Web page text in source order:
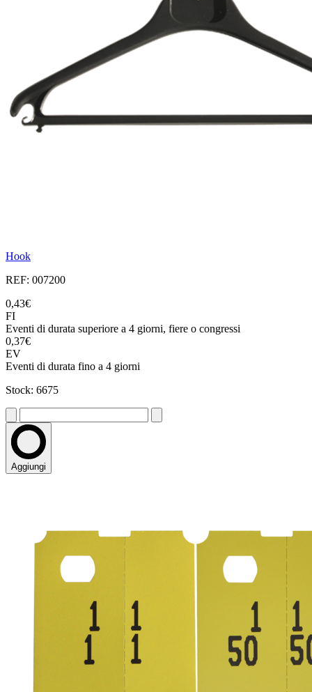
Hook
REF: 007200
0,43€
FI
Eventi di durata superiore a 4 giorni, fiere o congressi
0,37€
EV
Eventi di durata fino a 4 giorni
Stock: 6675
Aggiungi